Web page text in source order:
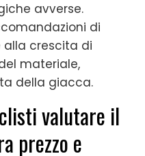
avverse.
di
crescita di
materiale,
della giacca.
valutare il
prezzo e